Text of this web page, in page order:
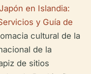
en Islandia:
y Guía de
cultural de la
de la
de sitios